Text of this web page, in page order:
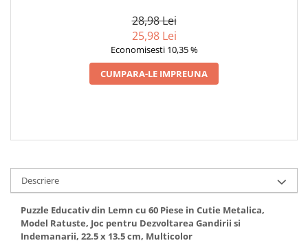
28,98 Lei
25,98 Lei
Economisesti 10,35 %
CUMPARA-LE IMPREUNA
Descriere
Puzzle Educativ din Lemn cu 60 Piese in Cutie Metalica,
Model Ratuste, Joc pentru Dezvoltarea Gandirii si
Indemanarii, 22.5 x 13.5 cm, Multicolor